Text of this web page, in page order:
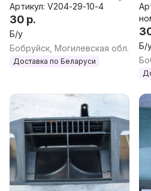
Артикул: V204-29-10-4
30 р.
Б/у
Бобруйск, Могилевская обл.
Доставка по Беларуси
Б/